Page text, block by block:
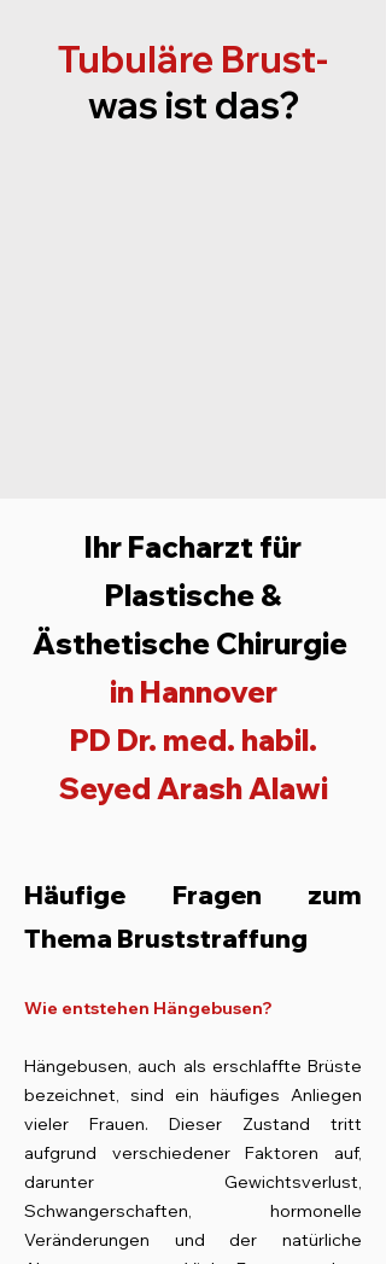
Tubuläre Brust-
was ist das?
Ihr Facharzt für
Plastische &
Ästhetische Chirurgie
in Hannover
PD Dr. med. habil.
Seyed Arash Alawi
Häufige Fragen zum
Thema Bruststraffung
Wie entstehen Hängebusen?
Hängebusen, auch als erschlaffte Brüste
bezeichnet, sind ein häufiges Anliegen
vieler Frauen. Dieser Zustand tritt
aufgrund verschiedener Faktoren auf,
darunter Gewichtsverlust,
Schwangerschaften, hormonelle
Veränderungen und der natürliche